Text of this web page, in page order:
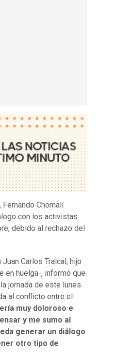
Chomalí
con los activistas
debido al rechazo del
Carlos Tralcal, hijo
en huelga-, informó que
jornada de este lunes
al conflicto entre el
muy doloroso e
y me sumo al
generar un diálogo
otro tipo de